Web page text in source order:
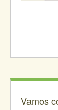
Vamos